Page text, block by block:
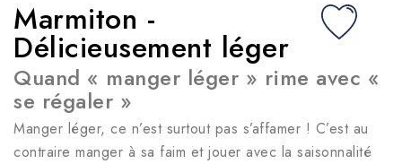
Marmiton -
Délicieusement léger
Quand « manger léger » rime avec «
se régaler »
Manger léger, ce n’est surtout pas s’affamer ! C’est au
contraire manger à sa faim et jouer avec la saisonnalité